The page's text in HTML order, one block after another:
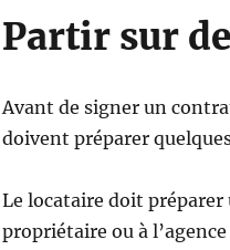
Partir sur
Avant de signer un
doivent préparer
Le locataire doit
propriétaire ou à